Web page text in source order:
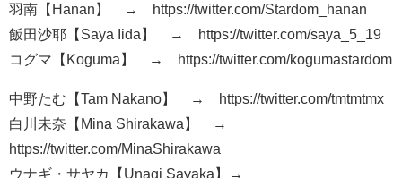
羽南【Hanan】 → https://twitter.com/Stardom_hanan
飯田沙耶【Saya Iida】 → https://twitter.com/saya_5_19
コグマ【Koguma】 → https://twitter.com/kogumastardom
中野たむ【Tam Nakano】 → https://twitter.com/tmtmtmx
白川未奈【Mina Shirakawa】 →
https://twitter.com/MinaShirakawa
ウナギ・サヤカ【Unagi Sayaka】→